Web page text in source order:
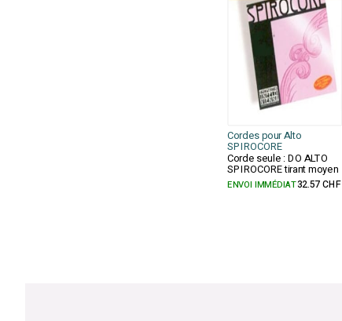
Cordes pour Alto
SPIROCORE
Corde seule : DO ALTO
SPIROCORE tirant moyen
ENVOI IMMÉDIAT32.57 CHF